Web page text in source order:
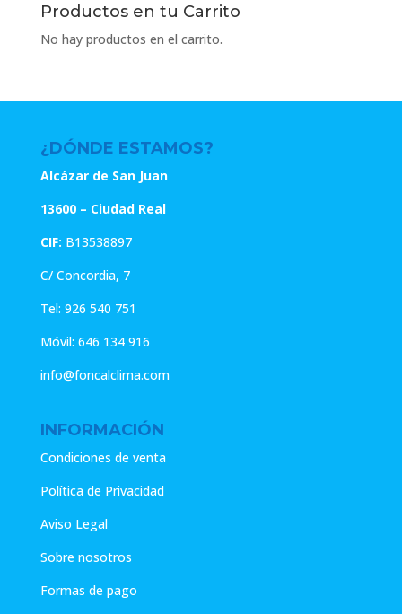
Productos en tu Carrito
No hay productos en el carrito.
¿DÓNDE ESTAMOS?
Alcázar de San Juan
13600 – Ciudad Real
CIF: B13538897
C/ Concordia, 7
Tel: 926 540 751
Móvil: 646 134 916
info@foncalclima.com
INFORMACIÓN
Condiciones de venta
Política de Privacidad
Aviso Legal
Sobre nosotros
Formas de pago